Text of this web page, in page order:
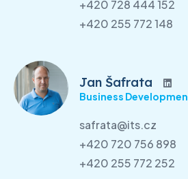
+420 728 444 152
+420 255 772 148
Jan Šafrata
Business
safrata@its.cz
+420 720 756 898
+420 255 772 252